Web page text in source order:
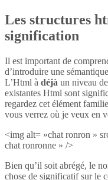
Les structures
signification
Il est important de
d’introduire une
L’Html à déjà un niveau de
existantes Html sont
regardez cet élément
vous verrez où je veux en
<img alt= »chat ronron »
chat ronronne » />
Bien qu’il soit abrégé, le
chose de significatif sur le